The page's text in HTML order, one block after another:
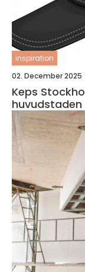
inspiration
02. December 2025
Keps
huvudstaden